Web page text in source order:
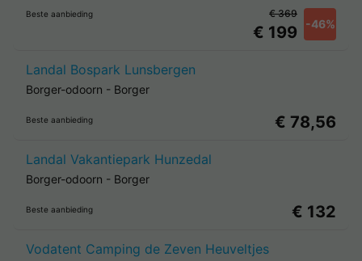
Beste aanbieding
€ 199 -46%
€ 369
Landal Bospark Lunsbergen
Borger-odoorn - Borger
Beste aanbieding € 78,56
Landal Vakantiepark Hunzedal
Borger-odoorn - Borger
Beste aanbieding € 132
Vodatent Camping de Zeven Heuveltjes